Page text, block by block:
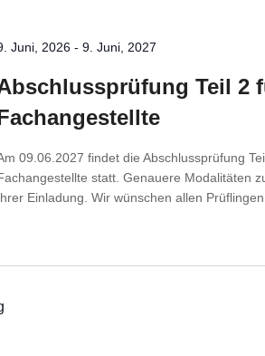
Juni, 2026 -9. Juni, 2027
Teil 2
09.06.2027 findet die Abschlussprüfung
statt. Genauere Modalitäten
Einladung. Wir wünschen allen